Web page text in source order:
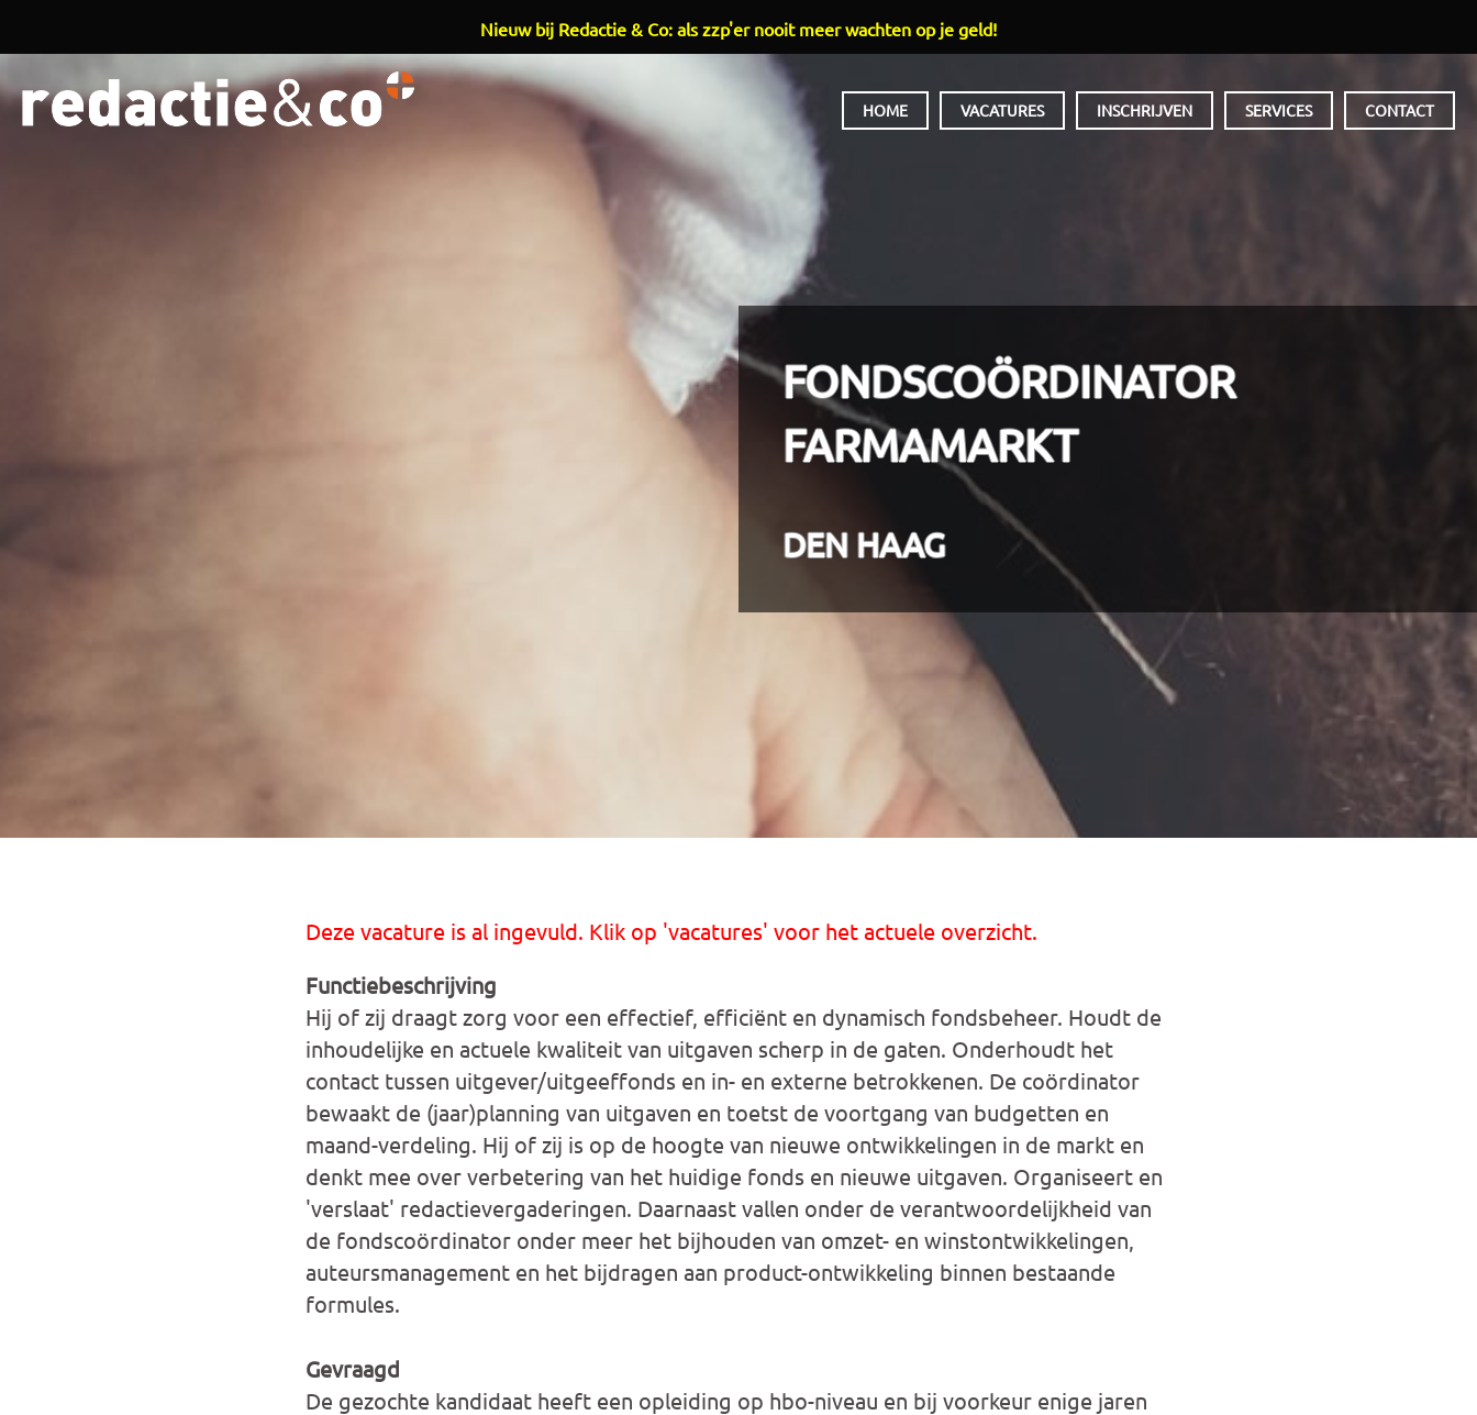
Overslaan en naar de inhoud gaan
HOOFDMENU HOME VACATURES INSCHRIJVEN SERVICES CONTACT
FONDSCOÖRDINATOR
FARMAMARKT
DEN HAAG
Deze vacature is al ingevuld. Klik op 'vacatures' voor het actuele overzicht.
Functiebeschrijving
Hij of zij draagt zorg voor een effectief, efficiënt en dynamisch fondsbeheer. Houdt de
inhoudelijke en actuele kwaliteit van uitgaven scherp in de gaten. Onderhoudt het
contact tussen uitgever/uitgeeffonds en in- en externe betrokkenen. De coördinator
bewaakt de (jaar)planning van uitgaven en toetst de voortgang van budgetten en
maand-verdeling. Hij of zij is op de hoogte van nieuwe ontwikkelingen in de markt en
denkt mee over verbetering van het huidige fonds en nieuwe uitgaven. Organiseert en
'verslaat' redactievergaderingen. Daarnaast vallen onder de verantwoordelijkheid van
de fondscoördinator onder meer het bijhouden van omzet- en winstontwikkelingen,
auteursmanagement en het bijdragen aan product-ontwikkeling binnen bestaande
formules.
Gevraagd
De gezochte kandidaat heeft een opleiding op hbo-niveau en bij voorkeur enige jaren
Nieuw bij Redactie & Co: als zzp'er nooit meer wachten op je geld!